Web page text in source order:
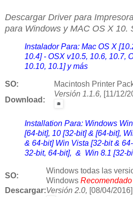
Descargar Driver para Impresora
para Windows y MAC OS X 10.
Instalador Para: Mac OS X
10.4] - OSX v10.5, 10.6, 10.7,
10.10, 10.1] y más
SO:
Macintosh Printer
Download :
Versión 1.1.6, [11/12/
Installation Para: Windows
[64-bit], 10 [32-bit] & [64-bit],
& 64-bit] Win Vista [32-bit &
32-bit, 64-bit], & Win 8.1 [32-
SO:
Windows todas las
Windows Recomendado
Descargar:Versión 2.0, [08/04/